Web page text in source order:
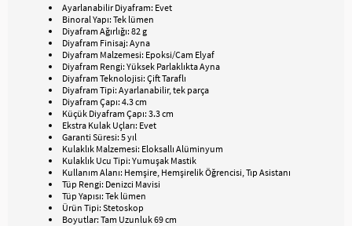
Ayarlanabilir Diyafram: Evet
Binoral Yapı: Tek lümen
Diyafram Ağırlığı: 82 g
Diyafram Finisaj: Ayna
Diyafram Malzemesi: Epoksi/Cam Elyaf
Diyafram Rengi: Yüksek Parlaklıkta Ayna
Diyafram Teknolojisi: Çift Taraflı
Diyafram Tipi: Ayarlanabilir, tek parça
Diyafram Çapı: 4.3 cm
Küçük Diyafram Çapı: 3.3 cm
Ekstra Kulak Uçları: Evet
Garanti Süresi: 5 yıl
Kulaklık Malzemesi: Eloksallı Alüminyum
Kulaklık Ucu Tipi: Yumuşak Mastik
Kullanım Alanı: Hemşire, Hemşirelik Öğrencisi, Tıp Asistanı
Tüp Rengi: Denizci Mavisi
Tüp Yapısı: Tek lümen
Ürün Tipi: Stetoskop
Boyutlar: Tam Uzunluk 69 cm